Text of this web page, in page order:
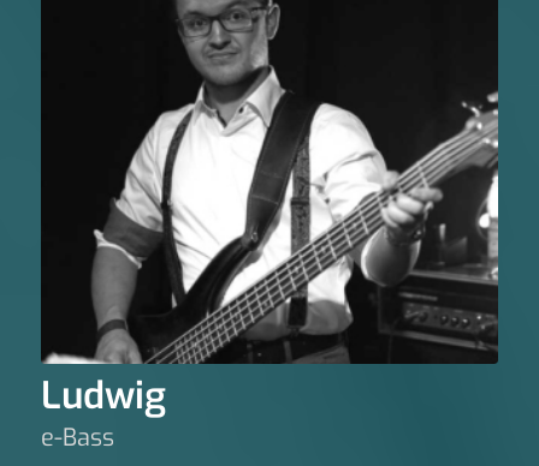
Ludwig
e-Bass